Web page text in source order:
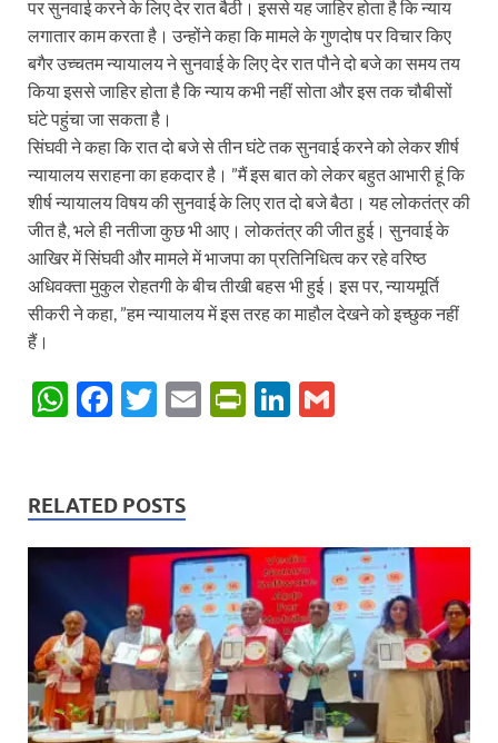
पर सुनवाई करने के लिए देर रात बैठी। इससे यह जाहिर होता है कि न्याय
लगातार काम करता है। उन्होंने कहा कि मामले के गुणदोष पर विचार किए
बगैर उच्चतम न्यायालय ने सुनवाई के लिए देर रात पौने दो बजे का समय तय
किया इससे जाहिर होता है कि न्याय कभी नहीं सोता और इस तक चौबीसों
घंटे पहुंचा जा सकता है।
सिंघवी ने कहा कि रात दो बजे से तीन घंटे तक सुनवाई करने को लेकर शीर्ष
न्यायालय सराहना का हकदार है। ”मैं इस बात को लेकर बहुत आभारी हूं कि
शीर्ष न्यायालय विषय की सुनवाई के लिए रात दो बजे बैठा। यह लोकतंत्र की
जीत है, भले ही नतीजा कुछ भी आए। लोकतंत्र की जीत हुई। सुनवाई के
आखिर में सिंघवी और मामले में भाजपा का प्रतिनिधित्व कर रहे वरिष्ठ
अधिवक्ता मुकुल रोहतगी के बीच तीखी बहस भी हुई। इस पर, न्यायमूर्ति
सीकरी ने कहा, ”हम न्यायालय में इस तरह का माहौल देखने को इच्छुक नहीं
हैं।
W
s
A
p
p
F
b
o
o
k
T
er
E
P
ie
n
dl
y
Li
dI
n
RELATED POSTS